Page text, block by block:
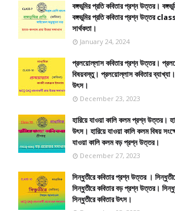
বঙ্গভূমির প্রতি কবিতার প্রশ্ন উত্তর।
বঙ্গভূমির প্রতি কবিতার প্রশ্ন উত্তর
সার্থকতা।
January 24, 2024
প্রলয়োল্লাস কবিতার প্রশ্ন উত্তর।
বিষয়বস্তু। প্রলয়োল্লাস কবিতার
উৎস।
December 23, 2023
হারিয়ে যাওয়া কালি কলম প্রশ্ন উত্তর।
উৎস। হারিয়ে যাওয়া কালি কলম বিষয়
যাওয়া কালি কলম বড় প্রশ্ন উত্তর।
December 27, 2023
সিন্ধুতীরে কবিতার প্রশ্ন উত্তর ।
সিন্ধুতীরে কবিতার বড় প্রশ্ন উত্তর।
সিন্ধুতীরে কবিতার উৎস।